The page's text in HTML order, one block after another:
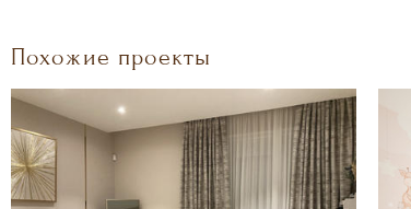
Похожие проекты